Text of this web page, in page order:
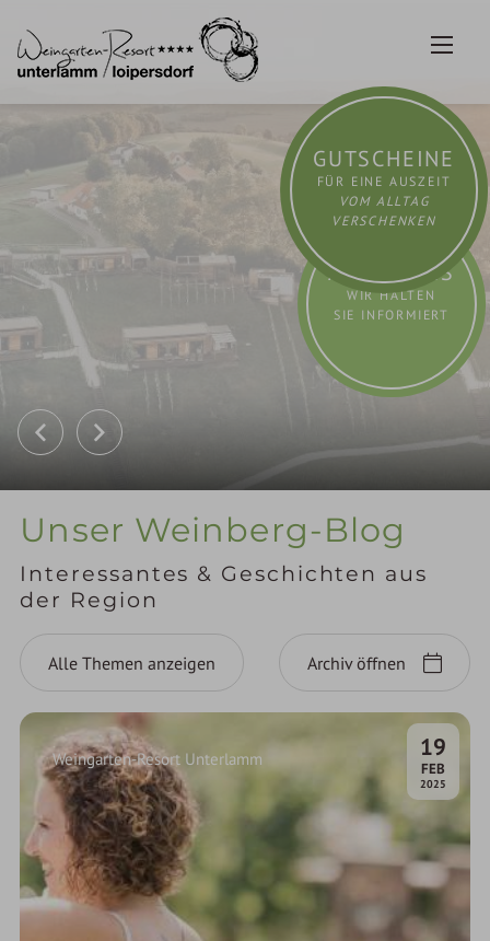
Inhalt
springen
GUTSCHEINE
FÜR EINE AUSZEIT
VOM ALLTAG
VERSCHENKEN
AKTUELLES
WIR HALTEN
SIE INFORMIERT
Unser Weinberg-Blog
Interessantes & Geschichten aus
der Region
Alle Themen anzeigen Archiv öffnen
19
FEB.
2025
Weingarten-Resort Unterlamm